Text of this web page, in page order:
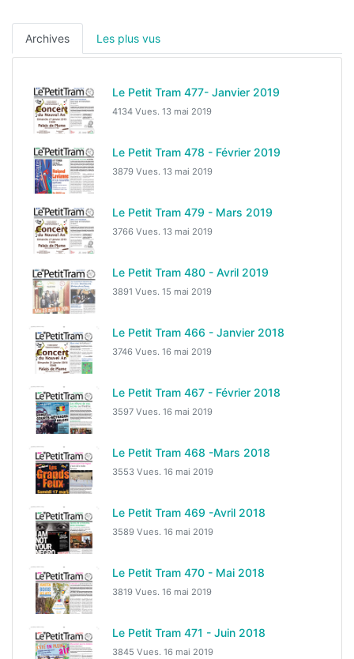
Archives Les plus vus
Le Petit Tram 477- Janvier 2019
4134 Vues. 13 mai 2019
Le Petit Tram 478 - Février 2019
3879 Vues. 13 mai 2019
Le Petit Tram 479 - Mars 2019
3766 Vues. 13 mai 2019
Le Petit Tram 480 - Avril 2019
3891 Vues. 15 mai 2019
Le Petit Tram 466 - Janvier 2018
3746 Vues. 16 mai 2019
Le Petit Tram 467 - Février 2018
3597 Vues. 16 mai 2019
Le Petit Tram 468 -Mars 2018
3553 Vues. 16 mai 2019
Le Petit Tram 469 -Avril 2018
3589 Vues. 16 mai 2019
Le Petit Tram 470 - Mai 2018
3819 Vues. 16 mai 2019
Le Petit Tram 471 - Juin 2018
3845 Vues. 16 mai 2019